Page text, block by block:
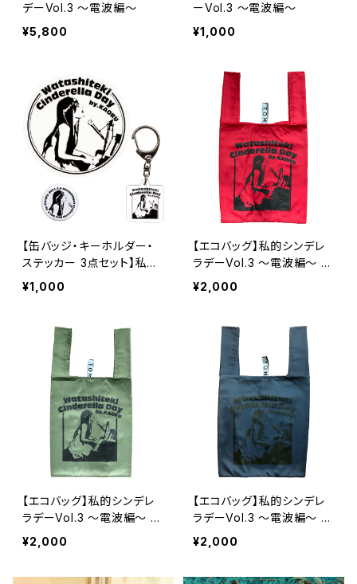
デーVol.3 〜電波編〜
¥5,800
ーVol.3 〜電波編〜
¥1,000
【缶バッジ・キーホルダー・
ステッカー 3点セット】私的
シンデレラデーVol.3 〜電
波編〜
¥1,000
【エコバッグ】私的シンデレ
ラデーVol.3 〜電波編〜 /
レッド
¥2,000
【エコバッグ】私的シンデレ
ラデーVol.3 〜電波編〜 /
カーキ
¥2,000
【エコバッグ】私的シンデレ
ラデーVol.3 〜電波編〜 /
ネイビー
¥2,000